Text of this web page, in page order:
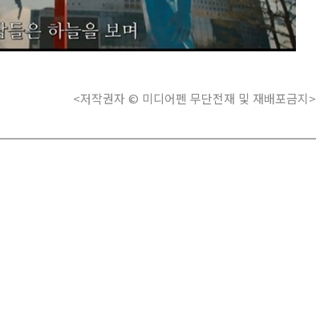
<저작권자 © 미디어펜 무단전재 및 재배포금지>